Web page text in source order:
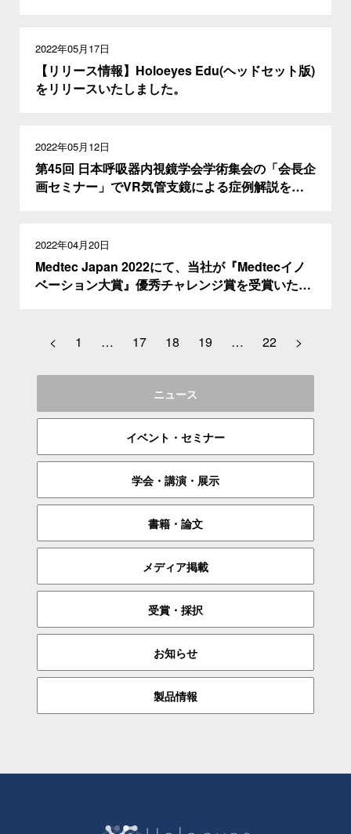
ニュース
イベント・セミナー
学会・講演・展示
書籍・論文
メディア掲載
受賞・採択
お知らせ
製品情報
2022年05月17日
【リリース情報】Holoeyes Edu(ヘッドセット版)
をリリースいたしました。
2022年05月12日
第45回 日本呼吸器内視鏡学会学術集会の「会長企
画セミナー」でVR気管支鏡による症例解説を体
2022年04月20日
Medtec Japan 2022にて、当社が『Medtecイノ
ベーション大賞』優秀チャレンジ賞を受賞いたし
< 1 … 17 18 19 … 22 >